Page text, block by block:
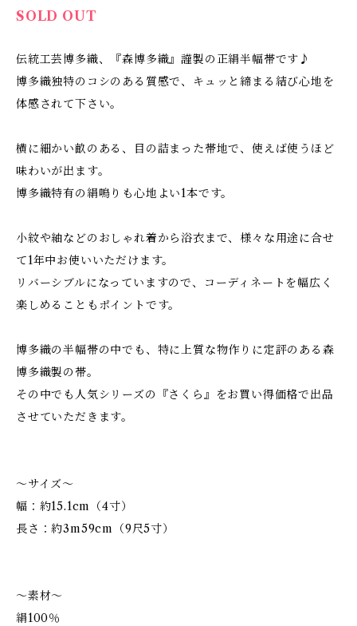
SOLD OUT
伝統工芸博多織、『森博多織』謹製の正絹半幅帯です♪
博多織独特のコシのある質感で、キュッと締まる結び心地を
体感されて下さい。
横に細かい畝のある、目の詰まった帯地で、使えば使うほど
味わいが出ます。
博多織特有の絹鳴りも心地よい1本です。
小紋や紬などのおしゃれ着から浴衣まで、様々な用途に合せ
て1年中お使いいただけます。
リバーシブルになっていますので、コーディネートを幅広く
楽しめることもポイントです。
博多織の半幅帯の中でも、特に上質な物作りに定評のある森
博多織製の帯。
その中でも人気シリーズの『さくら』をお買い得価格で出品
させていただきます。
～サイズ～
幅：約15.1cm（4寸）
長さ：約3m59cm（9尺5寸）
～素材～
絹100％